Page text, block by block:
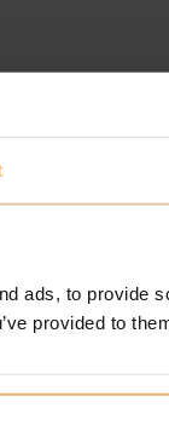
ads, to provide
provided to